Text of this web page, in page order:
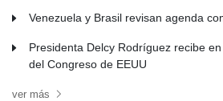
Venezuela y Brasil revisan agenda
Presidenta Delcy Rodríguez recibe
del Congreso de EEUU
ver más